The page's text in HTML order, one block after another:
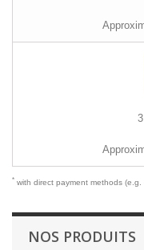
* with direct payment methods (e.g.
NOS PRODUITS